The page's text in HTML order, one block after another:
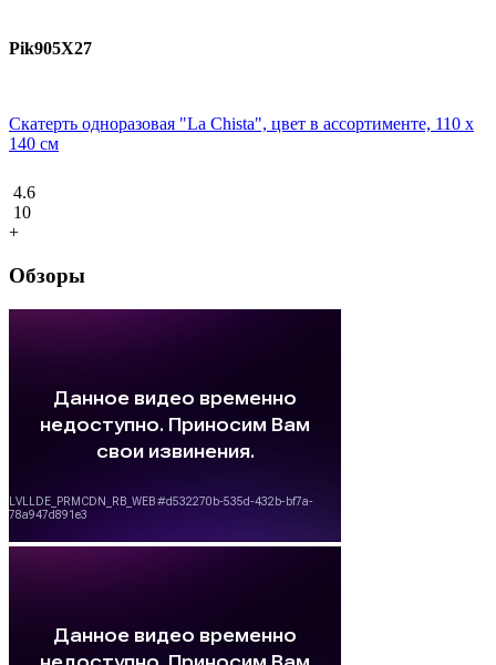
Pik905X27
Скатерть одноразовая "La Chista", цвет в ассортименте, 110 x
140 см
4.6
10
+
Обзоры